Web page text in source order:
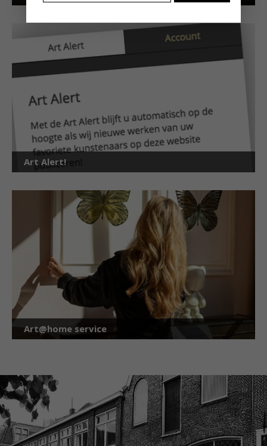
Art Alert!
Art@home service